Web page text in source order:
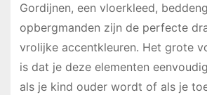
Gordijnen, een vloerkleed,
opbergmanden zijn de perfecte
vrolijke accentkleuren. Het grote
is dat je deze elementen
als je kind ouder wordt of als je